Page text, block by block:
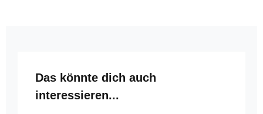
Produktgalerie überspringen
Das könnte dich auch
interessieren...